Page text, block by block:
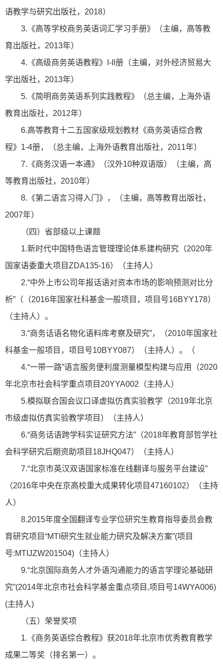
语教学与研究出版社，2018）
3.《高等学校商务英语词汇学习手册》（主编，高等教
育出版社，2013年）
4.《高级商务英语教程》I-II册（主编，对外经济贸易大
学出版社，2013年）
5.《简明商务英语系列实践教程》（总主编，上海外语
教育出版社，2012年）
6.高等教育十二五国家级规划教材《商务英语综合教
程》1-4册，（总主编，上海外语教育出版社，2011年）
7.《商务汉语一本通》（汉外10种双语版）（主编，高
等教育出版社，2010年）
8.《第二语言习得入门》，（主编，高等教育出版社，
2007年）
（四）省部级以上课题
1.新时代中国特色语言管理理论体系建构研究（2020年
国家语委重大项目ZDA135-16）（主持人）
2.“中外上市公司年报话语对资本市场的影响预测对比分
析”（（2016年国家社科基金一般项目，项目号16BYY178）
（主持人）。
3.“商务话语名物化语料库考察及研究”，（2010年国家社
科基金一般项目，项目号10BYY087）（主持人）。（
4.“一带一路”语言服务便利度测量模型构建与应用（2020
年北京市社会科学重点项目20YYA002（主持人）
5.模拟联合国会议口译虚拟仿真实验教学（2019年北京
市级虚拟仿真实验教学项目）（主持人）
6.“商务话语跨学科实证研究方法”（2018年教育部哲学社
会科学研究后期资助项目18JHQ047）（主持人）
7.“北京市英汉双语国家标准在线翻译与服务平台建设”
（2016年中央在京高校重大成果转化项目47160102）（主持
人）
8.2015年度全国翻译专业学位研究生教育指导委员会教
育研究项目“MTI研究生就业能力研究及解决方案”(项目
号:MTIJZW201504)（主持人）
9.“北京国际商务人才外语沟通能力的语言学理论基础研
究”(2014年北京市社会科学基金重点项目,项目号14WYA006)
(主持人)
（五）荣誉奖项
1.《商务英语综合教程》获2018年北京市优秀教育教学
成果二等奖（排名第一）。